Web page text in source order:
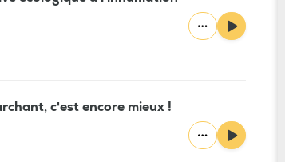
c'est encore mieux !